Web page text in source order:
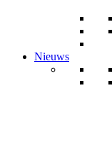
Nieuws